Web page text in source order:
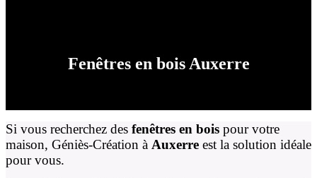
Fenêtres en bois Auxerre
Si vous recherchez des fenêtres en bois pour votre
maison, Géniès-Création à Auxerre est la solution idéale
pour vous.